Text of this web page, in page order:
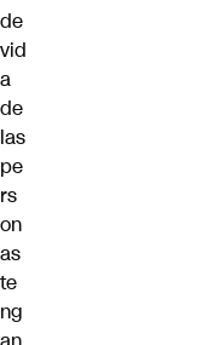
de
vid
a
de
las
pe
rs
on
as
te
ng